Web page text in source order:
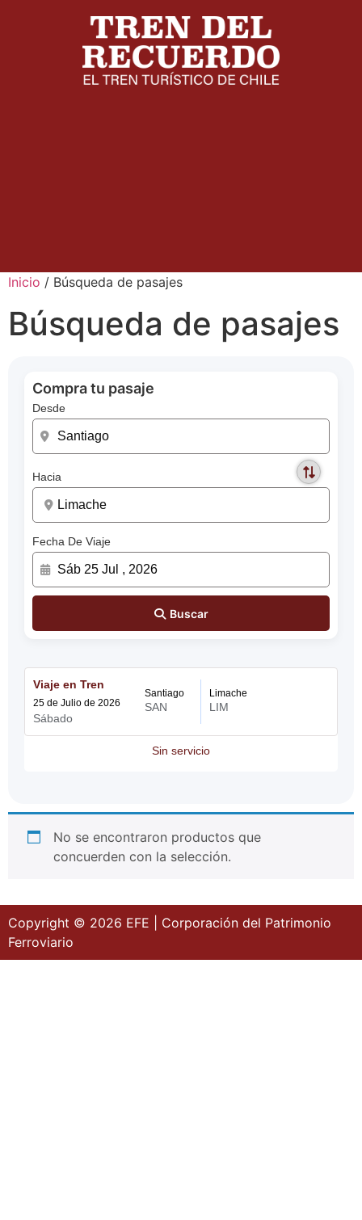
Inicio / Búsqueda de pasajes
Búsqueda de pasajes
Compra tu pasaje
Desde
Hacia
Fecha De Viaje
Buscar
Viaje en Tren
25 de Julio de 2026
Sábado
Santiago
SAN
Limache
LIM
Sin servicio
No se encontraron productos que
concuerden con la selección.
Copyright © 2026 EFE | Corporación del Patrimonio
Ferroviario